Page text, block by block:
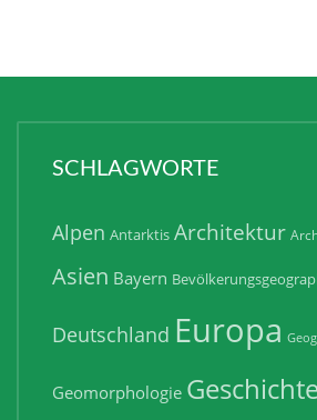
SCHLAGWORTE
Alpen Antarktis Architektur
Asien Bayern
Deutschland Europa
Geomorphologie